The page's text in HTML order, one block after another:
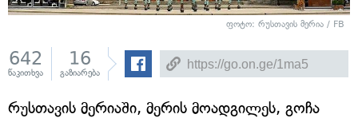
ფოტო: რუსთავის მერია / FB
642
წაკითხვა
16
გაზიარება
რუსთავის მერიაში, მერის მოადგილეს, გოჩა